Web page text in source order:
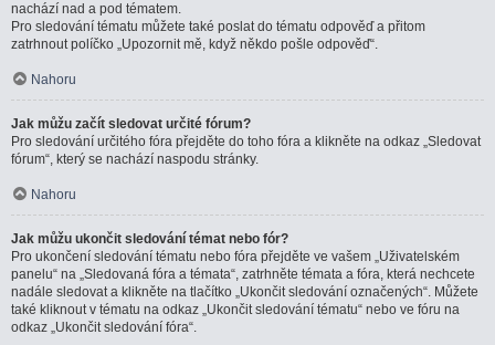
nachází nad a pod tématem.
Pro sledování tématu můžete také poslat do tématu odpověď a přitom
zatrhnout políčko „Upozornit mě, když někdo pošle odpověď“.
Nahoru
Jak můžu začít sledovat určité fórum?
Pro sledování určitého fóra přejděte do toho fóra a klikněte na odkaz „Sledovat
fórum“, který se nachází naspodu stránky.
Nahoru
Jak můžu ukončit sledování témat nebo fór?
Pro ukončení sledování tématu nebo fóra přejděte ve vašem „Uživatelském
panelu“ na „Sledovaná fóra a témata“, zatrhněte témata a fóra, která nechcete
nadále sledovat a klikněte na tlačítko „Ukončit sledování označených“. Můžete
také kliknout v tématu na odkaz „Ukončit sledování tématu“ nebo ve fóru na
odkaz „Ukončit sledování fóra“.